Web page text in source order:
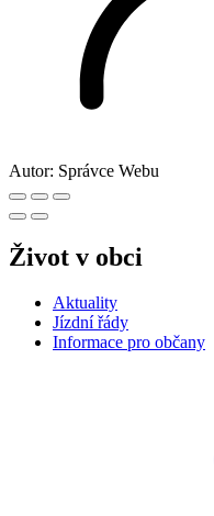
Autor: Správce Webu
Život v obci
Aktuality
Jízdní řády
Informace pro občany